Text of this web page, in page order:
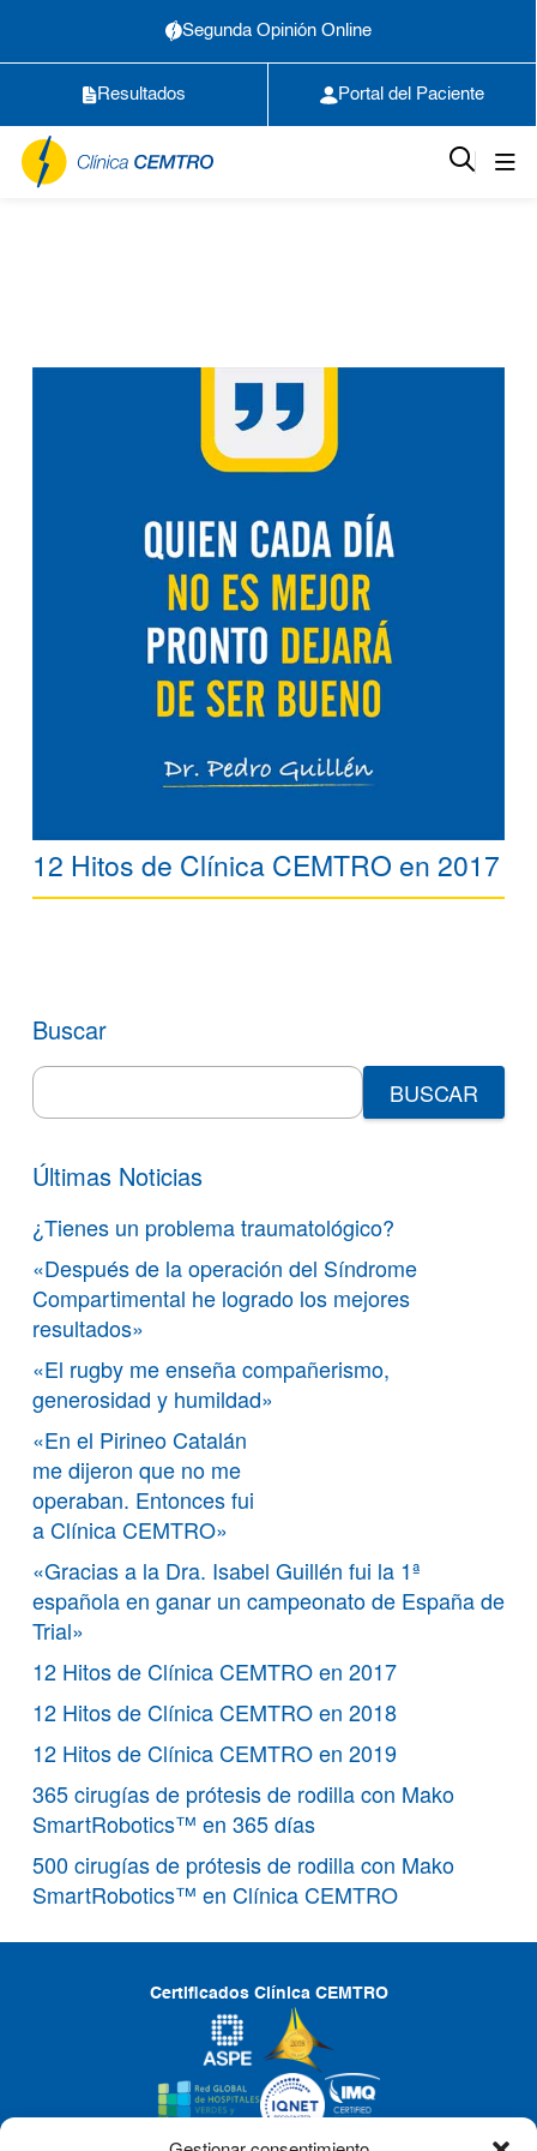
Segunda Opinión Online
Resultados Portal del Paciente
12 Hitos de Clínica CEMTRO en 2017
Buscar
Search
for:
Últimas Noticias
¿Tienes un problema traumatológico?
«Después de la operación del Síndrome
Compartimental he logrado los mejores
resultados»
«El rugby me enseña compañerismo,
generosidad y humildad»
«En el Pirineo Catalán
me dijeron que no me
operaban. Entonces fui
a Clínica CEMTRO»
«Gracias a la Dra. Isabel Guillén fui la 1ª
española en ganar un campeonato de España de
Trial»
12 Hitos de Clínica CEMTRO en 2017
12 Hitos de Clínica CEMTRO en 2018
12 Hitos de Clínica CEMTRO en 2019
365 cirugías de prótesis de rodilla con Mako
SmartRobotics™ en 365 días
500 cirugías de prótesis de rodilla con Mako
SmartRobotics™ en Clínica CEMTRO
Certificados Clínica CEMTRO